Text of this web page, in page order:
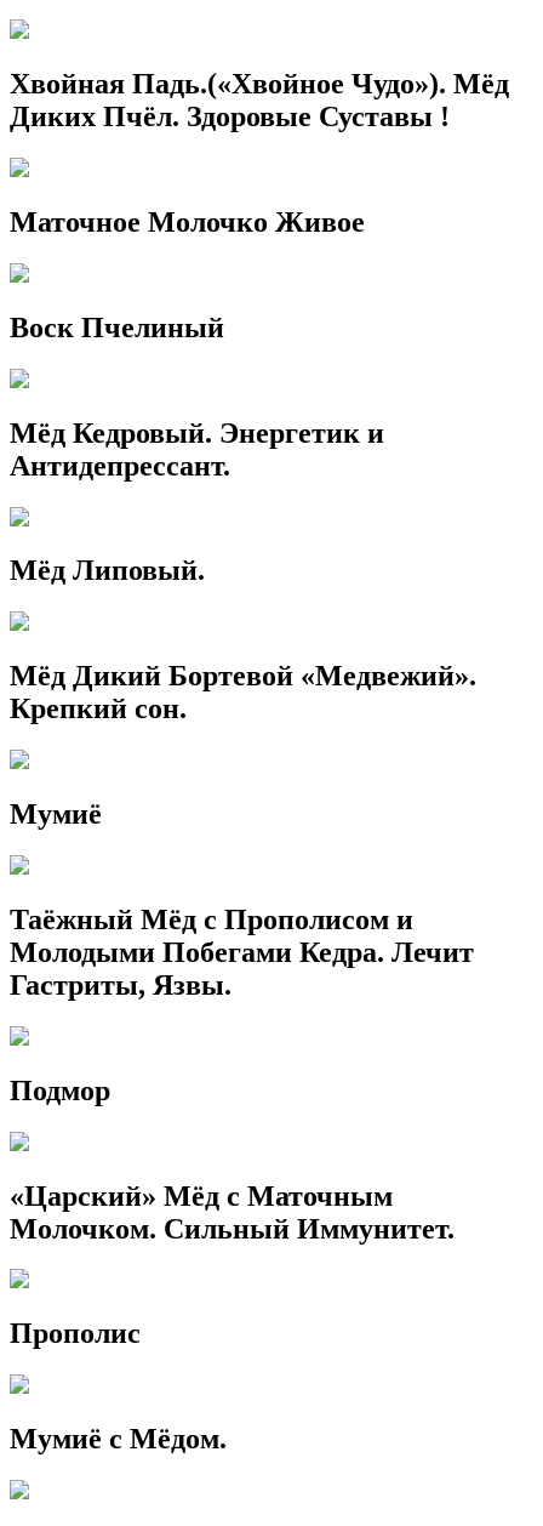
Хвойная Падь.(«Хвойное Чудо»). Мёд
Диких Пчёл. Здоровые Суставы !
Маточное Молочко Живое
Воск Пчелиный
Мёд Кедровый. Энергетик и
Антидепрессант.
Мёд Липовый.
Мёд Дикий Бортевой «Медвежий».
Крепкий сон.
Мумиё
Таёжный Мёд с Прополисом и
Молодыми Побегами Кедра. Лечит
Гастриты, Язвы.
Подмор
«Царский» Мёд с Маточным
Молочком. Сильный Иммунитет.
Прополис
Мумиё с Мёдом.